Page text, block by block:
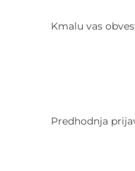
Kmalu vas
Predhodnja